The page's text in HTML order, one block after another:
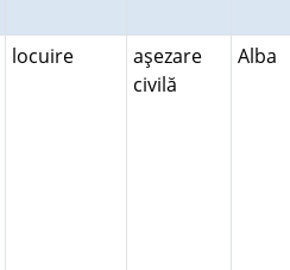
locuire
aşezare
civilă
Alba